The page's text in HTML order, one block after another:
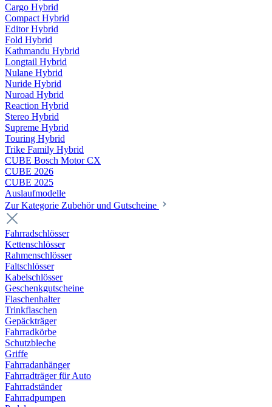
Cargo Hybrid
Compact Hybrid
Editor Hybrid
Fold Hybrid
Kathmandu Hybrid
Longtail Hybrid
Nulane Hybrid
Nuride Hybrid
Nuroad Hybrid
Reaction Hybrid
Stereo Hybrid
Supreme Hybrid
Touring Hybrid
Trike Family Hybrid
CUBE Bosch Motor CX
CUBE 2026
CUBE 2025
Auslaufmodelle
Zur Kategorie Zubehör und Gutscheine
Fahrradschlösser
Kettenschlösser
Rahmenschlösser
Faltschlösser
Kabelschlösser
Geschenkgutscheine
Flaschenhalter
Trinkflaschen
Gepäckträger
Fahrradkörbe
Schutzbleche
Griffe
Fahrradanhänger
Fahrradträger für Auto
Fahrradständer
Fahrradpumpen